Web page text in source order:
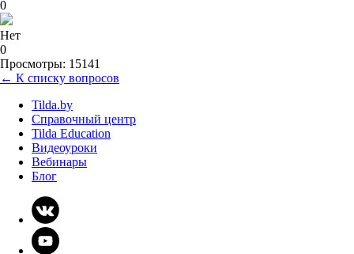
0
Нет
0
Просмотры: 15141
← К списку вопросов
Tilda.by
Справочный центр
Tilda Education
Видеоуроки
Вебинары
Блог